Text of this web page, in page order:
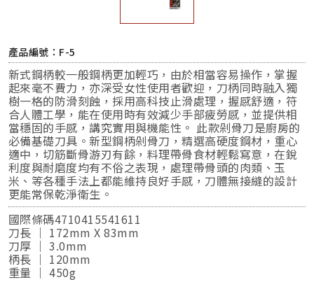
產品編號：F-5
新式鋼柄較一般鋼柄更加輕巧，由於相當容易操作，掌握
起來毫不費力，亦深受女性使用者歡迎，刀柄同時融入獨
樹一格的防滑刻蝕，採用高科技止滑處理，握感舒適，符
合人體工學，能在使用時有效減少手部疲勞感，並提供相
當穩固的手感，講究實用與機能性。 此款剁骨刀是廚房的
必備基礎刀具。新型鋼柄剁骨刀，精選高硬度鋼材，重心
適中，切筋斷骨游刃有餘，料理帶骨食材輕鬆寫意，在銳
利度與耐磨度均有不俗之表現，處理帶骨頭的肉類、玉
米、等各種手法上都能維持良好手感，刀體無接縫的設計
更能常保乾淨衛生。
國際條碼4710415541611
刀長 ｜ 172mm X 83mm
刀厚 ｜ 3.0mm
柄長 ｜ 120mm
重量 ｜ 450g